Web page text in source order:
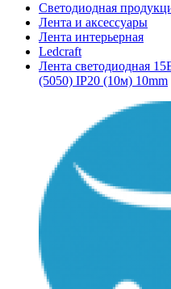
Светодиодная
Лента и аксессуары
Лента интерьерная
Ledcraft
Лента светодиодная
(5050) IP20 (10м) 10mm